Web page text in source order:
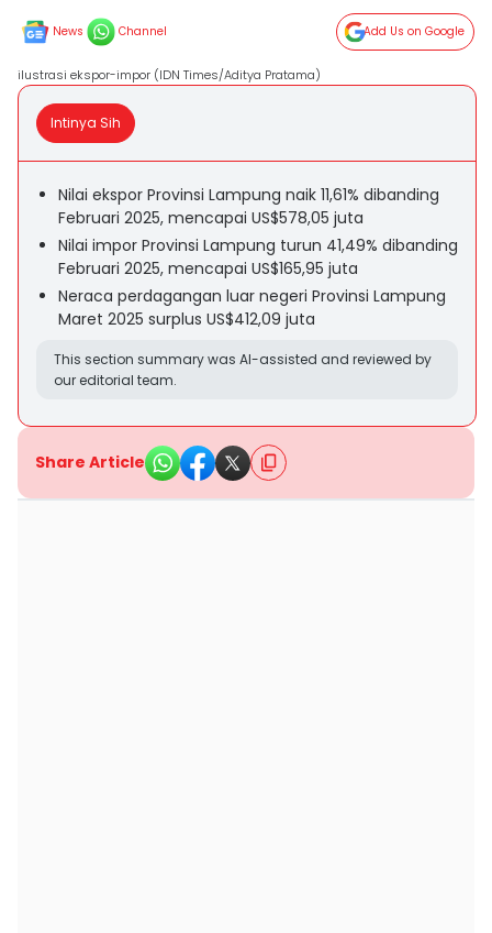
News Channel Add Us on Google
ilustrasi ekspor-impor (IDN Times/Aditya Pratama)
Intinya Sih
Nilai ekspor Provinsi Lampung naik 11,61% dibanding
Februari 2025, mencapai US$578,05 juta
Nilai impor Provinsi Lampung turun 41,49% dibanding
Februari 2025, mencapai US$165,95 juta
Neraca perdagangan luar negeri Provinsi Lampung
Maret 2025 surplus US$412,09 juta
This section summary was AI-assisted and reviewed by
our editorial team.
Share Article